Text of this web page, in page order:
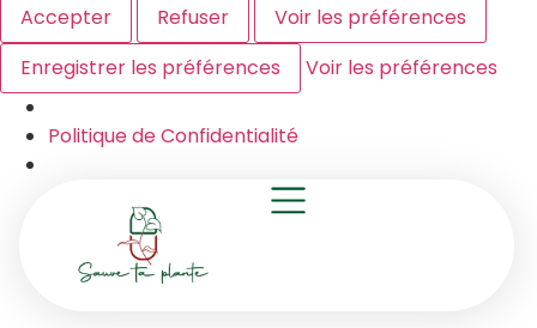
Accepter
Refuser
Voir les préférences
Enregistrer les préférences
Voir les préférences
Politique de Confidentialité